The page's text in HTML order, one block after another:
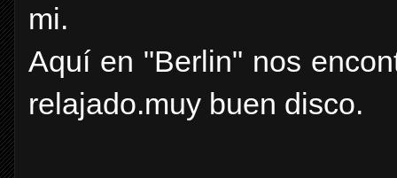
mi.
Aquí en "Berlin" nos
relajado.muy buen disco.